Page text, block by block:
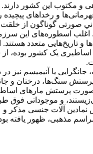
و مكتوب اين كشور دارند.
و رخدا‌های پيچيده
صورتی گوناگون از
اغلب اسطوره‌های اين
تاريخ‌هايی متعدد هستند.
اساطيری يک كشور بوده،
يا آنيميسم نيز در
سنگ‌ها، درختان و
پرستش مارهای
و موجوداتی فوق
نمادين آلات جنسی مذكر و
مذهبی، ظهور يافته